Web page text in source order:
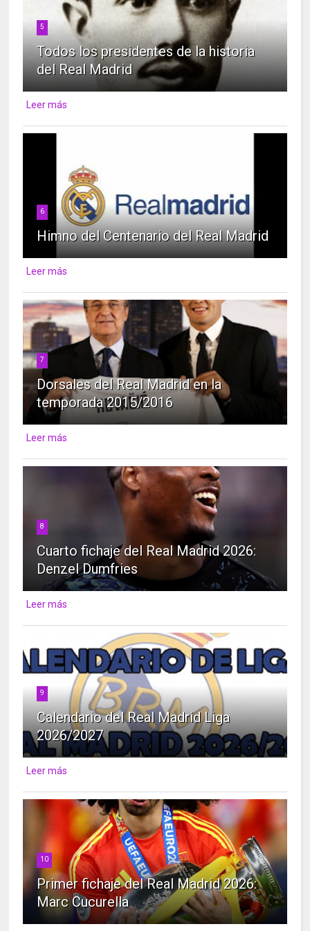
5
Todos los presidentes de la historia
del Real Madrid
Leer más
6
Himno del Centenario del Real Madrid
Leer más
7
Dorsales del Real Madrid en la
temporada 2015/2016
Leer más
8
Cuarto fichaje del Real Madrid 2026:
Denzel Dumfries
Leer más
9
Calendario del Real Madrid Liga
2026/2027
Leer más
10
Primer fichaje del Real Madrid 2026:
Marc Cucurella